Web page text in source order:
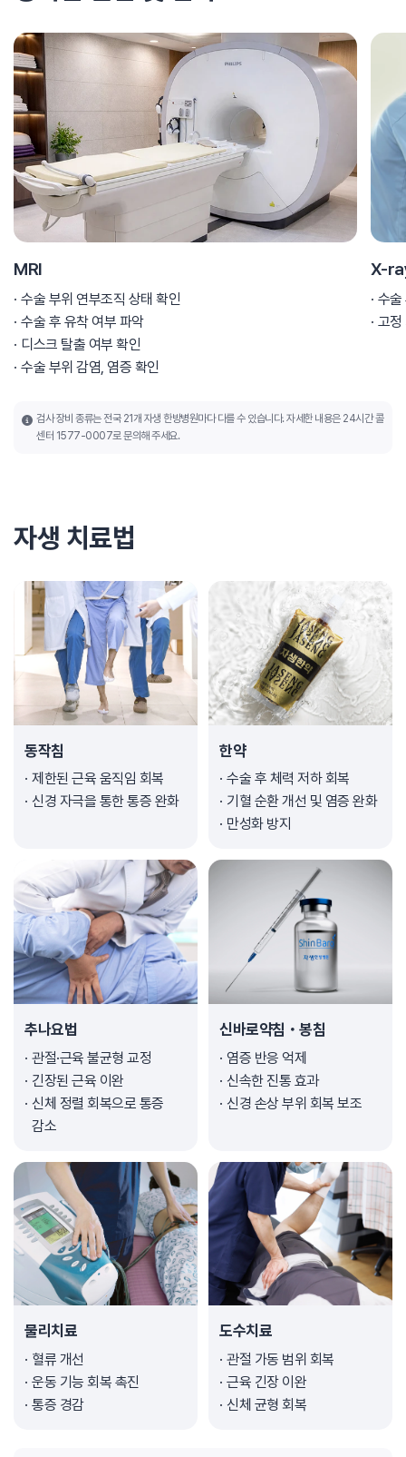
MRI
수술 부위 연부조직 상태 확인
수술 후 유착 여부 파악
디스크 탈출 여부 확인
수술 부위 감염, 염증 확인
X-
수술
고정
검사 장비 종류는 전국 21개 자생 한방병원마다 다를 수 있습니다. 자세한 내용은 24시간 콜
센터 1577-0007로 문의해 주세요.
자생 치료법
동작침
제한된 근육 움직임 회복
신경 자극을 통한 통증 완화
한약
수술 후 체력 저하 회복
기혈 순환 개선 및 염증 완화
만성화 방지
추나요법
관절·근육 불균형 교정
긴장된 근육 이완
신체 정렬 회복으로 통증
감소
신바로약침・봉침
염증 반응 억제
신속한 진통 효과
신경 손상 부위 회복 보조
물리치료
혈류 개선
운동 기능 회복 촉진
통증 경감
도수치료
관절 가동 범위 회복
근육 긴장 이완
신체 균형 회복